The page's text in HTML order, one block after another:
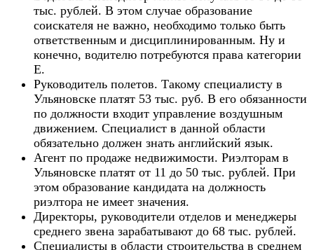
тыс. рублей. В этом случае образование
соискателя не важно, необходимо только быть
ответственным и дисциплинированным. Ну и
конечно, водителю потребуются права категории
Е.
Руководитель полетов. Такому специалисту в
Ульяновске платят 53 тыс. руб. В его обязанности
по должности входит управление воздушным
движением. Специалист в данной области
обязательно должен знать английский язык.
Агент по продаже недвижимости. Риэлторам в
Ульяновске платят от 11 до 50 тыс. рублей. При
этом образование кандидата на должность
риэлтора не имеет значения.
Директоры, руководители отделов и менеджеры
среднего звена зарабатывают до 68 тыс. рублей.
Специалисты в области строительства в среднем